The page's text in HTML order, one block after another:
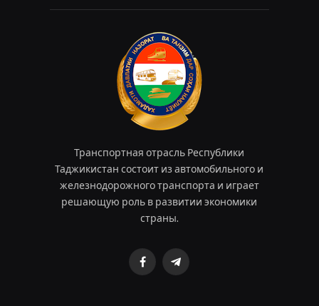
Транспортная отрасль Республики
Таджикистан состоит из автомобильного и
железнодорожного транспорта и играет
решающую роль в развитии экономики
страны.
FacebookTelegram